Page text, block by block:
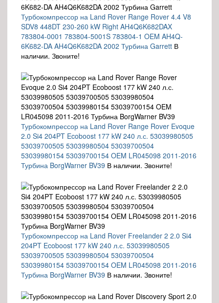
Турбокомпрессор на Land Rover Range Rover 4.4 V8
SDV8 448DT 230-260 kW Right AH4Q6K682DAX
783804-0001 783804-5001S 783804-1 OEM AH4Q-
6K682-DA AH4Q6K682DA 2002 Турбина Garrett В
наличии. Звоните!
Турбокомпрессор на Land Rover Range Rover Evoque
2.0 Si4 204PT Ecoboost 177 kW 240 л.с. 53039980505
53039700505 53039980504 53039700504
53039980154 53039700154 OEM LR045098 2011-2016
Турбина BorgWarner BV39 В наличии. Звоните!
Турбокомпрессор на Land Rover Freelander 2 2.0 Si4
204PT Ecoboost 177 kW 240 л.с. 53039980505
53039700505 53039980504 53039700504
53039980154 53039700154 OEM LR045098 2011-2016
Турбина BorgWarner BV39 В наличии. Звоните!